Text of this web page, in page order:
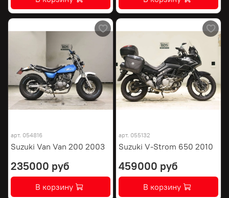
арт. 054816
Suzuki Van Van 200 2003
235000 руб
В корзину
арт. 055132
Suzuki V-Strom 650 2010
459000 руб
В корзину